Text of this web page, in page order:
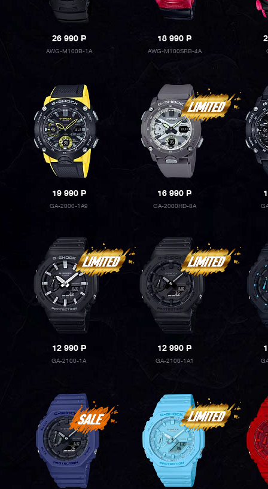
26 990P
AWG-M100B-1A
18 990P
AWG-M100SRB-4A
19 990P
GA-2000-1A9
16 990P
GA-2000HD-8A
12 990P
GA-2100-1A
12 990P
GA-2100-1A1